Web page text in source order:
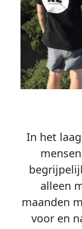
In het
alleen
maanden
voor en